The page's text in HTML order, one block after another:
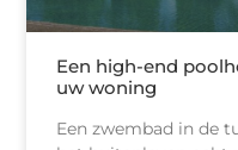
Een high-end
uw woning
Een zwembad in de